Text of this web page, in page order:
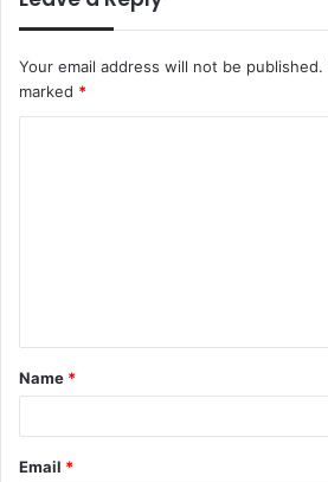
Your email address will not be published.
marked *
t
*
Name *
Email *